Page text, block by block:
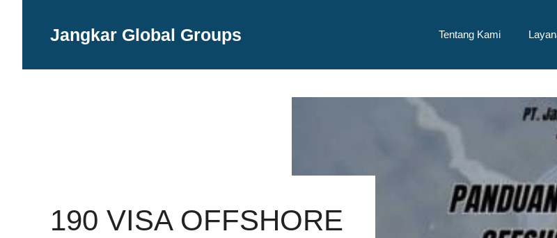
Jangkar Global Groups Tentang Kami
190 VISA OFFSHORE